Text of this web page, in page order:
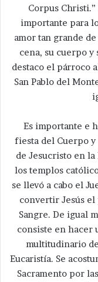
Corpus
importante para
amor tan grande
cena, su cuerpo y
destaco el párroco
San Pablo del
Es importante e
fiesta del Cuerpo y
de Jesucristo en
los templos
se llevó a cabo el
convertir Jesús el
Sangre. De igual
consiste en hacer
multitudinario
Eucaristía. Se
Sacramento por